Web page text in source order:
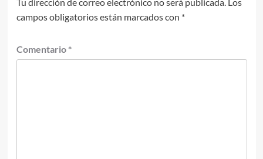
Tu dirección de correo electrónico no será publicada. Los
campos obligatorios están marcados con *
Comentario *